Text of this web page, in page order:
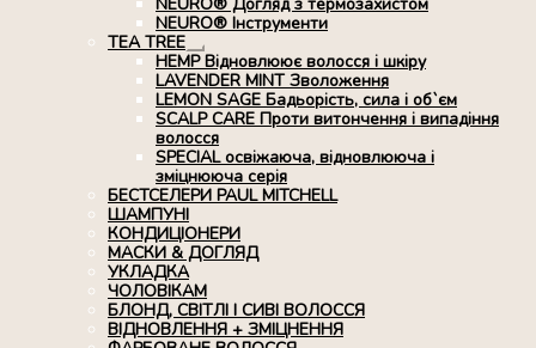
вкладене
меню
NEURO® Інструменти
TEA TREE
Розгорнуте
вкладене
меню
HEMP Відновлюює волосся і шкіру
LAVENDER MINT Зволоження
LEMON SAGE Бадьорість, сила і об`єм
SCALP CARE Проти витончення і випадіння
волосся
SPECIAL освіжаюча, відновлююча і
зміцнююча серія
БЕСТСЕЛЕРИ PAUL MITCHELL
ШАМПУНІ
КОНДИЦІОНЕРИ
МАСКИ & ДОГЛЯД
УКЛАДКА
ЧОЛОВІКАМ
БЛОНД, СВІТЛІ І СИВІ ВОЛОССЯ
ВІДНОВЛЕННЯ + ЗМІЦНЕННЯ